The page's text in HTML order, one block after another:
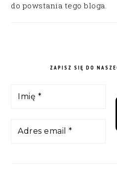
do powstania tego bloga.
ZAPISZ SIĘ DO